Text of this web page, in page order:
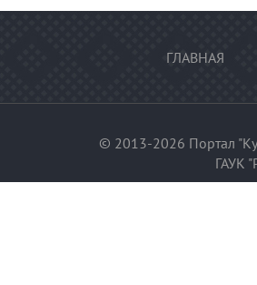
ГЛАВНАЯ
© 2013-2026 Портал
ГАУК